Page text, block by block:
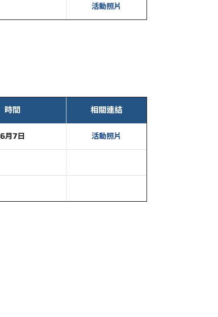
活動照片
時間 相關連結
6月7日 活動照片